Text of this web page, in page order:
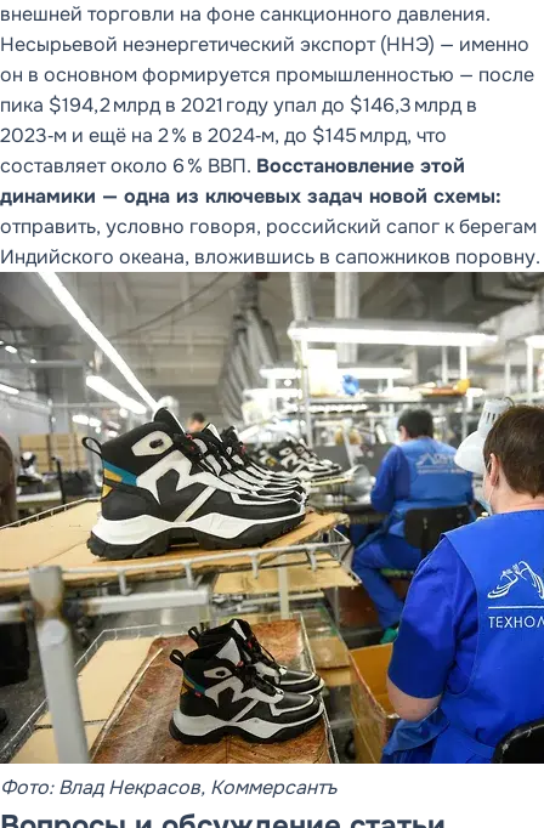
внешней торговли на фоне санкционного давления.
Несырьевой неэнергетический экспорт (ННЭ) — именно
он в основном формируется промышленностью — после
пика $194,2 млрд в 2021 году упал до $146,3 млрд в
2023‑м и ещё на 2 % в 2024‑м, до $145 млрд, что
составляет около 6 % ВВП. Восстановление этой
динамики — одна из ключевых задач новой схемы:
отправить, условно говоря, российский сапог к берегам
Индийского океана, вложившись в сапожников поровну.
Фото: Влад Некрасов, Коммерсантъ